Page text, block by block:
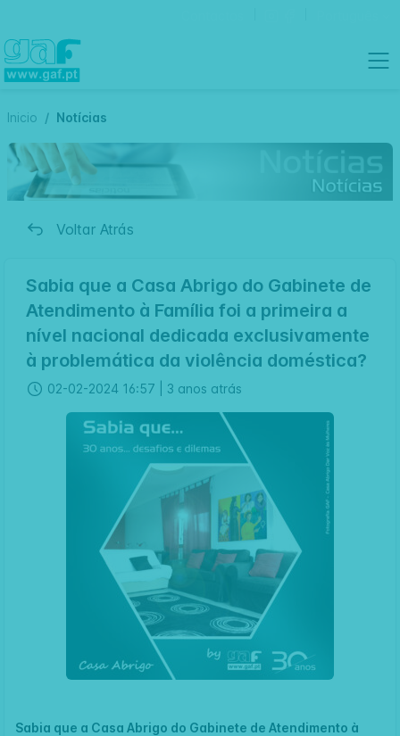
Inicio Notícias
Voltar Atrás
Sabia que a Casa Abrigo do Gabinete de
Atendimento à Família foi a primeira a
nível nacional dedicada exclusivamente
à problemática da violência doméstica?
02-02-2024 16:57 | 3 anos atrás
Sabia que a Casa Abrigo do Gabinete de Atendimento à